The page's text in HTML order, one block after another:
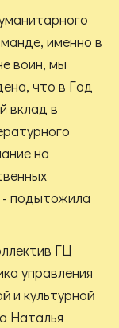
именно в
воин, мы
что в Год
вклад в
на
- подытожила
ГЦ
управления
и культурной
Наталья